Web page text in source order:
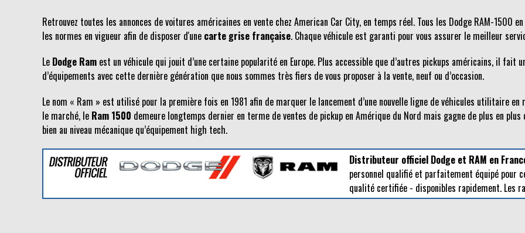
Retrouvez toutes les annonces de voitures américaines en vente chez American Car City, en temps réel. Tous les Dodge RAM-1500
les normes en vigueur afin de disposer d'une carte grise française. Chaque véhicule est garanti pour vous assurer le meilleur
Le Dodge Ram est un véhicule qui jouit d’une certaine popularité en Europe. Plus accessible que d’autres pickups américains, il
d’équipements avec cette dernière génération que nous sommes très fiers de vous proposer à la vente, neuf ou d’occasion.
Le nom « Ram » est utilisé pour la première fois en 1981 afin de marquer le lancement d’une nouvelle ligne de véhicules utilitaire
le marché, le Ram 1500 demeure longtemps dernier en terme de ventes de pickup en Amérique du Nord mais gagne de plus en
bien au niveau mécanique qu’équipement high tech.
Distributeur officiel Dodge et RAM en
personnel qualifié et parfaitement équipé pour
qualité certifiée - disponibles rapidement. Les